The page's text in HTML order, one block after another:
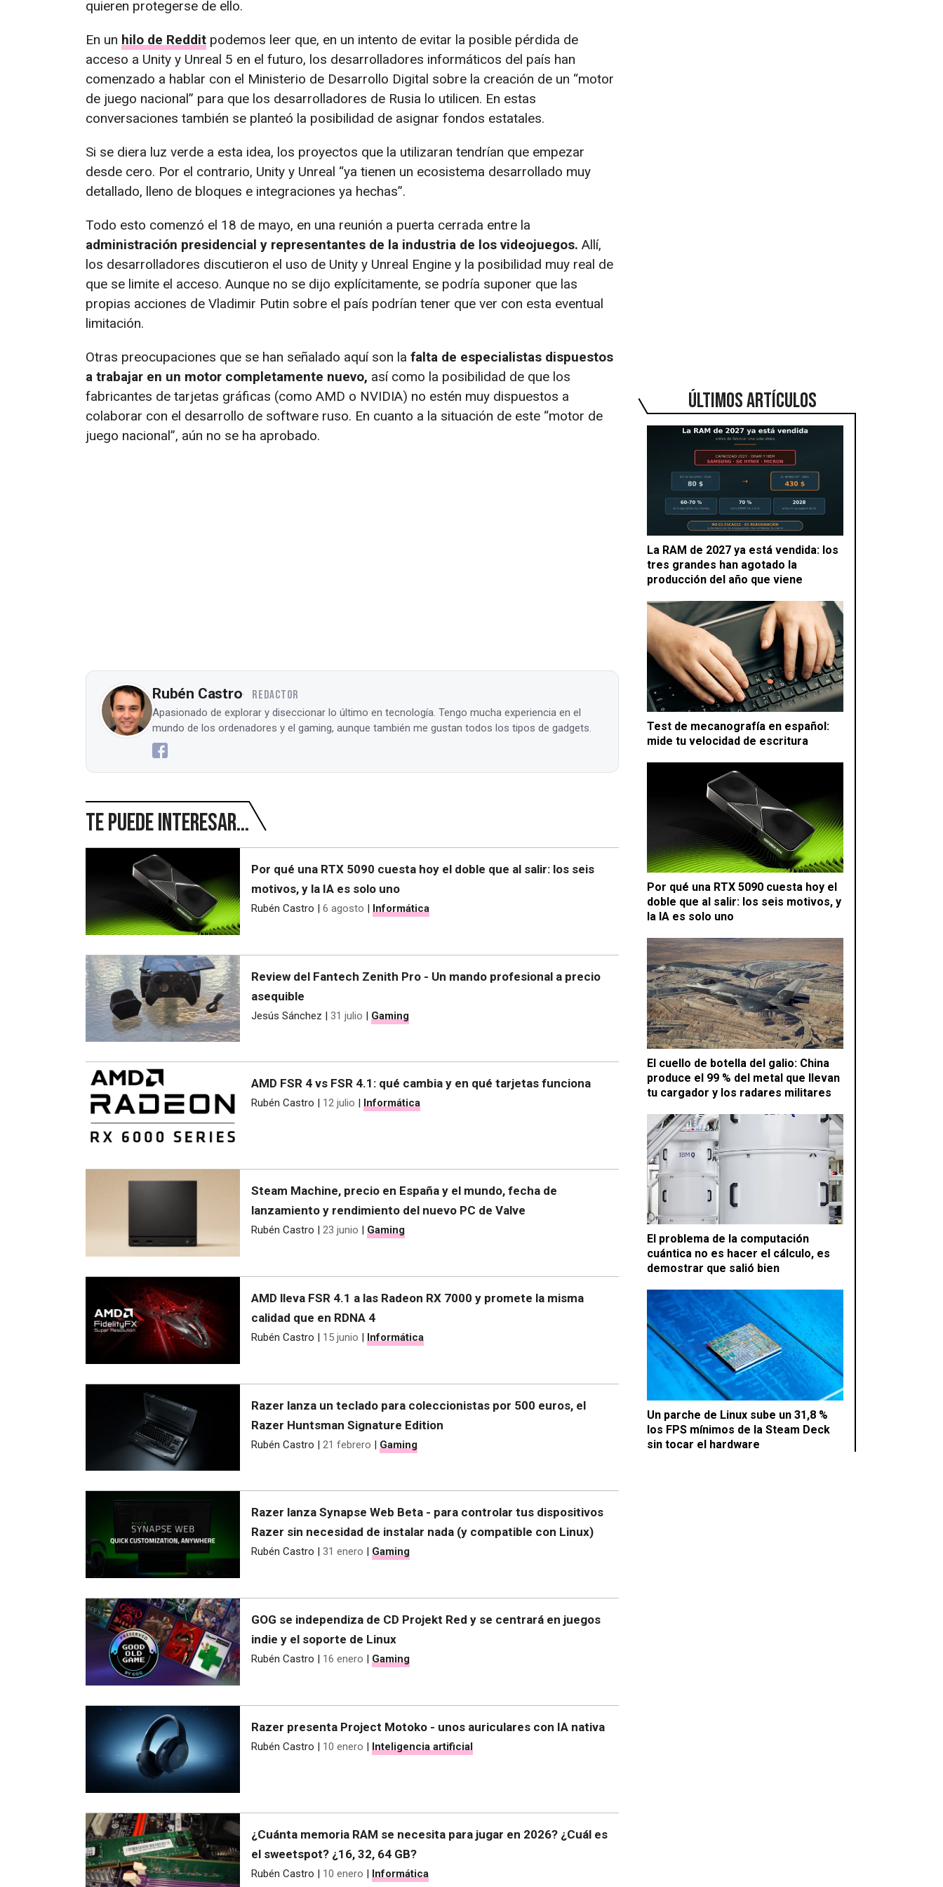
ÚLTIMOS ARTÍCULOS
La RAM de 2027 ya está vendida: los
tres grandes han agotado la
producción del año que viene
Test de mecanografía en español:
mide tu velocidad de escritura
Por qué una RTX 5090 cuesta hoy el
doble que al salir: los seis motivos, y
la IA es solo uno
El cuello de botella del galio: China
produce el 99 % del metal que llevan
tu cargador y los radares militares
El problema de la computación
cuántica no es hacer el cálculo, es
demostrar que salió bien
Un parche de Linux sube un 31,8 %
los FPS mínimos de la Steam Deck
sin tocar el hardware
quieren protegerse de ello.
En un hilo de Reddit podemos leer que, en un intento de evitar la posible pérdida de
acceso a Unity y Unreal 5 en el futuro, los desarrolladores informáticos del país han
comenzado a hablar con el Ministerio de Desarrollo Digital sobre la creación de un “motor
de juego nacional” para que los desarrolladores de Rusia lo utilicen. En estas
conversaciones también se planteó la posibilidad de asignar fondos estatales.
Si se diera luz verde a esta idea, los proyectos que la utilizaran tendrían que empezar
desde cero. Por el contrario, Unity y Unreal “ya tienen un ecosistema desarrollado muy
detallado, lleno de bloques e integraciones ya hechas”.
Todo esto comenzó el 18 de mayo, en una reunión a puerta cerrada entre la
administración presidencial y representantes de la industria de los videojuegos. Allí,
los desarrolladores discutieron el uso de Unity y Unreal Engine y la posibilidad muy real de
que se limite el acceso. Aunque no se dijo explícitamente, se podría suponer que las
propias acciones de Vladimir Putin sobre el país podrían tener que ver con esta eventual
limitación.
Otras preocupaciones que se han señalado aquí son la falta de especialistas dispuestos
a trabajar en un motor completamente nuevo, así como la posibilidad de que los
fabricantes de tarjetas gráficas (como AMD o NVIDIA) no estén muy dispuestos a
colaborar con el desarrollo de software ruso. En cuanto a la situación de este “motor de
juego nacional”, aún no se ha aprobado.
Rubén Castro REDACTOR
Apasionado de explorar y diseccionar lo último en tecnología. Tengo mucha experiencia en el
mundo de los ordenadores y el gaming, aunque también me gustan todos los tipos de gadgets.
Te puede interesar...
Por qué una RTX 5090 cuesta hoy el doble que al salir: los seis
motivos, y la IA es solo uno
Rubén Castro | 6 agosto | Informática
Review del Fantech Zenith Pro - Un mando profesional a precio
asequible
Jesús Sánchez | 31 julio | Gaming
AMD FSR 4 vs FSR 4.1: qué cambia y en qué tarjetas funciona
Rubén Castro | 12 julio | Informática
Steam Machine, precio en España y el mundo, fecha de
lanzamiento y rendimiento del nuevo PC de Valve
Rubén Castro | 23 junio | Gaming
AMD lleva FSR 4.1 a las Radeon RX 7000 y promete la misma
calidad que en RDNA 4
Rubén Castro | 15 junio | Informática
Razer lanza un teclado para coleccionistas por 500 euros, el
Razer Huntsman Signature Edition
Rubén Castro | 21 febrero | Gaming
Razer lanza Synapse Web Beta - para controlar tus dispositivos
Razer sin necesidad de instalar nada (y compatible con Linux)
Rubén Castro | 31 enero | Gaming
GOG se independiza de CD Projekt Red y se centrará en juegos
indie y el soporte de Linux
Rubén Castro | 16 enero | Gaming
Razer presenta Project Motoko - unos auriculares con IA nativa
Rubén Castro | 10 enero | Inteligencia artificial
¿Cuánta memoria RAM se necesita para jugar en 2026? ¿Cuál es
el sweetspot? ¿16, 32, 64 GB?
Rubén Castro | 10 enero | Informática